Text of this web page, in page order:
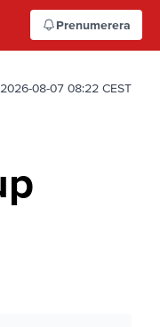
Prenumerera
08-07 08:22 CEST